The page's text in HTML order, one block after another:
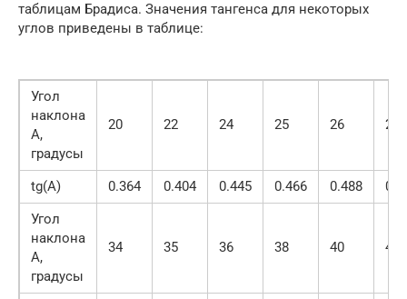
таблицам Брадиса. Значения тангенса для некоторых
углов приведены в таблице:
Угол
наклона
А,
градусы
20 22 24 25 26 28
tg(A) 0.364 0.404 0.445 0.466 0.488
Угол
наклона
А,
градусы
34 35 36 38 40 42